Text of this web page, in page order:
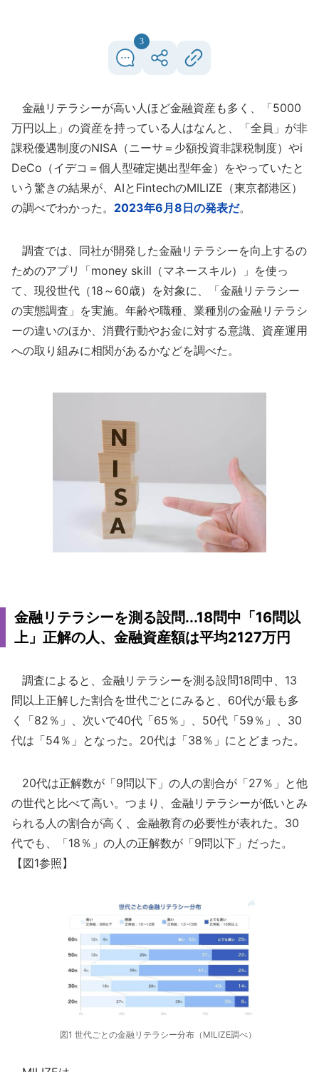
3
金融リテラシーが高い人ほど金融資産も多く、「5000
万円以上」の資産を持っている人はなんと、「全員」が非
課税優遇制度のNISA（ニーサ＝少額投資非課税制度）やi
DeCo（イデコ＝個人型確定拠出型年金）をやっていたと
いう驚きの結果が、AIとFintechのMILIZE（東京都港区）
の調べでわかった。 2023年6月8日の発表だ。
調査では、同社が開発した金融リテラシーを向上するの
ためのアプリ「money skill（マネースキル）」を使っ
て、現役世代（18～60歳）を対象に、「金融リテラシー
の実態調査」を実施。年齢や職種、業種別の金融リテラシ
ーの違いのほか、消費行動やお金に対する意識、資産運用
への取り組みに相関があるかなどを調べた。
金融リテラシーを測る設問...18問中「16問以
上」正解の人、金融資産額は平均2127万円
調査によると、金融リテラシーを測る設問18問中、13
問以上正解した割合を世代ごとにみると、60代が最も多
く「82％」、次いで40代「65％」、50代「59％」、30
代は「54％」となった。20代は「38％」にとどまった。
20代は正解数が「9問以下」の人の割合が「27％」と他
の世代と比べて高い。つまり、金融リテラシーが低いとみ
られる人の割合が高く、金融教育の必要性が表れた。30
代でも、「18％」の人の正解数が「9問以下」だった。
【図1参照】
図1 世代ごとの金融リテラシー分布（MILIZE調べ）